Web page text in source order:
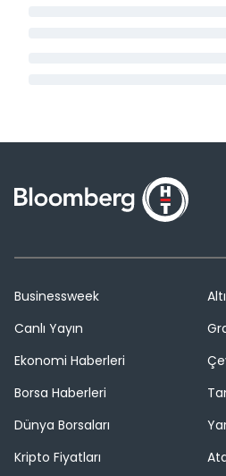
Businessweek
Canlı Yayın
Ekonomi Haberleri
Borsa Haberleri
Dünya Borsaları
Kripto Fiyatları